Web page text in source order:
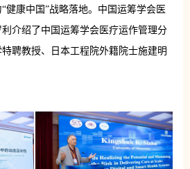
健康中国”战略落地。中国运筹学会医
介绍了中国运筹学会医疗运作管理分
聘教授、日本工程院外籍院士施建明